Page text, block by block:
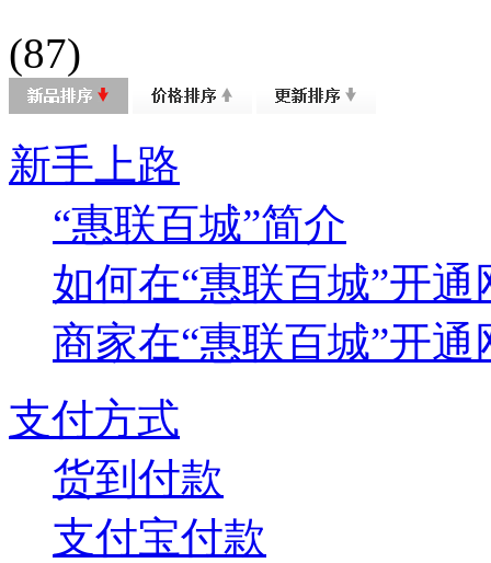
(87)
新手上路
“惠联百城”简介
如何在“惠联百城”开通
商家在“惠联百城”开通
支付方式
货到付款
支付宝付款